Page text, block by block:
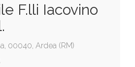
F.lli Iacovino
00040, Ardea (RM)